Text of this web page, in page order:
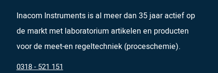
Inacom Instruments is al meer dan 35 jaar actief op
de markt met laboratorium artikelen en producten
voor de meet-en regeltechniek (proceschemie).
0318 - 521 151